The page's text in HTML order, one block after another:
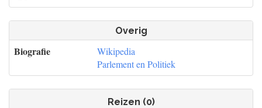
Overig
Biografie
Wikipedia
Parlement en Politiek
Reizen (0)